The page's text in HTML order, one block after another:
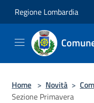
Regione Lombardia
Home > Novità >
Sezione Primavera